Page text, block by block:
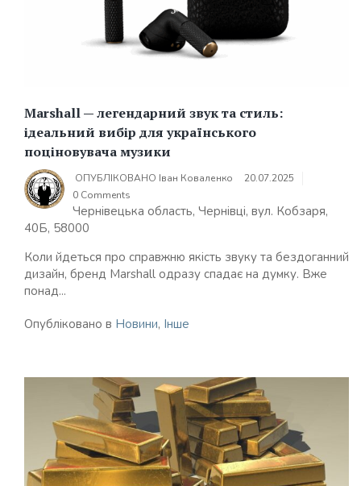
Marshall — легендарний звук та стиль:
ідеальний вибір для українського
поціновувача музики
ОПУБЛІКОВАНО Іван Коваленко
20.07.2025
0 Comments
Чернівецька область, Чернівці, вул. Кобзаря,
40Б, 58000
Коли йдеться про справжню якість звуку та бездоганний
дизайн, бренд Marshall одразу спадає на думку. Вже
понад...
Опубліковано в Новини, Інше